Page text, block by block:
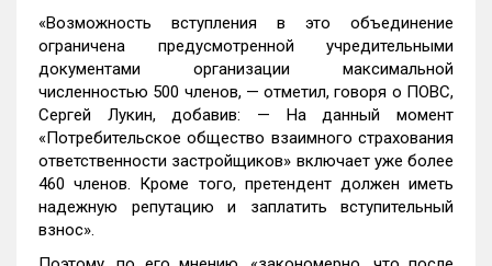
«Возможность вступления в это объединение
ограничена предусмотренной учредительными
документами организации максимальной
численностью 500 членов, — отметил, говоря о ПОВС,
Сергей Лукин, добавив: — На данный момент
«Потребительское общество взаимного страхования
ответственности застройщиков» включает уже более
460 членов. Кроме того, претендент должен иметь
надежную репутацию и заплатить вступительный
взнос».